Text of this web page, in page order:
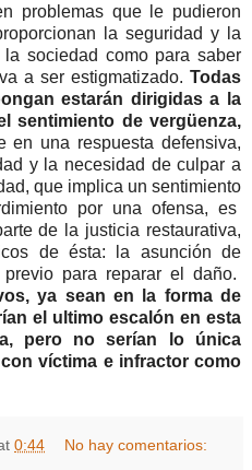
problemas que le pudieron
la seguridad y la
sociedad como para saber
a ser estigmatizado. Todas
estarán dirigidas a la
sentimiento de vergüenza,
en una respuesta defensiva,
y la necesidad de culpar a
que implica un sentimiento
por una ofensa, es
de la justicia restaurativa,
de ésta: la asunción de
para reparar el daño.
ya sean en la forma de
el ultimo escalón en esta
pero no serían lo única
víctima e infractor como
0:44 No hay comentarios: